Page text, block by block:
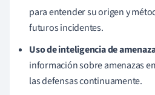
para entender su origen y
futuros incidentes.
Uso de inteligencia de
información sobre amenazas
las defensas continuamente.